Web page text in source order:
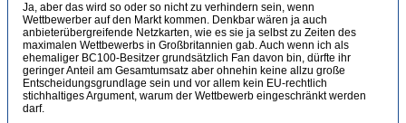
Ja, aber das wird so oder so nicht zu verhindern sein, wenn
Wettbewerber auf den Markt kommen. Denkbar wären ja auch
anbieterübergreifende Netzkarten, wie es sie ja selbst zu Zeiten des
maximalen Wettbewerbs in Großbritannien gab. Auch wenn ich als
ehemaliger BC100-Besitzer grundsätzlich Fan davon bin, dürfte ihr
geringer Anteil am Gesamtumsatz aber ohnehin keine allzu große
Entscheidungsgrundlage sein und vor allem kein EU-rechtlich
stichhaltiges Argument, warum der Wettbewerb eingeschränkt werden
darf.